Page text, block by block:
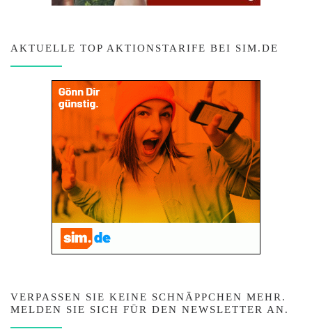
AKTUELLE TOP AKTIONSTARIFE BEI SIM.DE
VERPASSEN SIE KEINE SCHNÄPPCHEN MEHR.
MELDEN SIE SICH FÜR DEN NEWSLETTER AN.